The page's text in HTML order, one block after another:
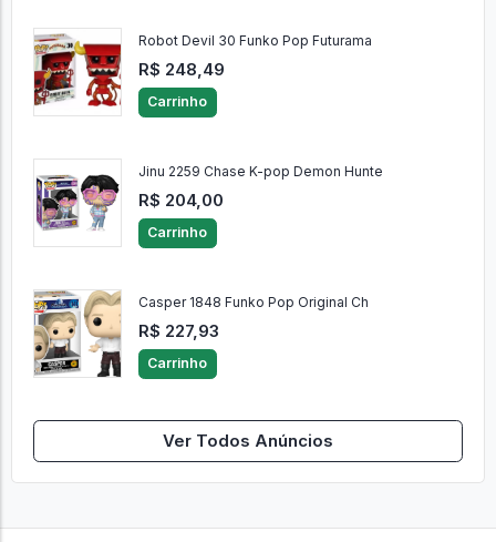
Robot Devil 30 Funko Pop Futurama
R$ 248,49
Carrinho
Jinu 2259 Chase K-pop Demon Hunte
R$ 204,00
Carrinho
Casper 1848 Funko Pop Original Ch
R$ 227,93
Carrinho
Ver Todos Anúncios